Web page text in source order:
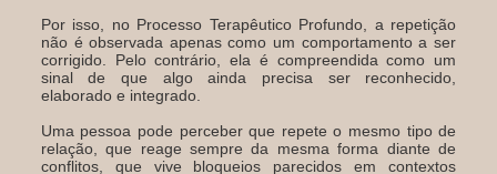
Por isso, no Processo Terapêutico Profundo, a repetição
não é observada apenas como um comportamento a ser
corrigido. Pelo contrário, ela é compreendida como um
sinal de que algo ainda precisa ser reconhecido,
elaborado e integrado.
Uma pessoa pode perceber que repete o mesmo tipo de
relação, que reage sempre da mesma forma diante de
conflitos, que vive bloqueios parecidos em contextos